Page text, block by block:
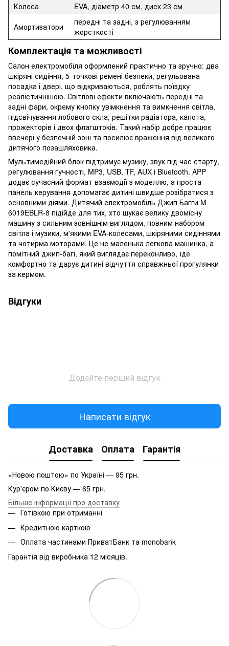
Колеса
EVA, діаметр 40 см, диск 23 см
Амортизатори
передні та задні, з регулюванням
жорсткості
Комплектація та можливості
Салон електромобіля оформлений практично та зручно: два
шкіряні сидіння, 5-точкові ремені безпеки, регульована
посадка і двері, що відкриваються, роблять поїздку
реалістичнішою. Світлові ефекти включають передні та
задні фари, окрему кнопку увімкнення та вимкнення світла,
підсвічування лобового скла, решітки радіатора, капота,
прожекторів і двох флагштоків. Такий набір добре працює
ввечері у безпечній зоні та посилює враження від великого
дитячого позашляховика.
Мультимедійний блок підтримує музику, звук під час старту,
регулювання гучності, MP3, USB, TF, AUX і Bluetooth. APP
додає сучасний формат взаємодії з моделлю, а проста
панель керування допомагає дитині швидше розібратися з
основними діями. Дитячий електромобіль Джип Багги M
6019EBLR-8 підійде для тих, хто шукає велику двомісну
машину з сильним зовнішнім виглядом, повним набором
світла і музики, м'якими EVA-колесами, шкіряними сидіннями
та чотирма моторами. Це не маленька легкова машинка, а
помітний джип-багі, який виглядає переконливо, їде
комфортно та дарує дитині відчуття справжньої прогулянки
за кермом.
Відгуки
Додайте перший відгук
Написати відгук
Доставка Оплата Гарантія
«Новою поштою» по Україні — 95 грн.
Кур'єром по Києву — 65 грн.
Більше інформації про доставку
Готівкою при отриманні
Кредитною карткою
Оплата частинами ПриватБанк та monobank
Гарантія від виробника 12 місяців.